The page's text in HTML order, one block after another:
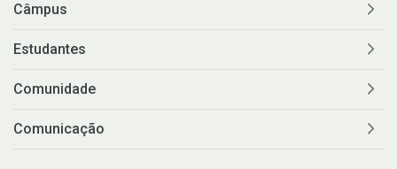
Câmpus
Estudantes
Comunidade
Comunicação